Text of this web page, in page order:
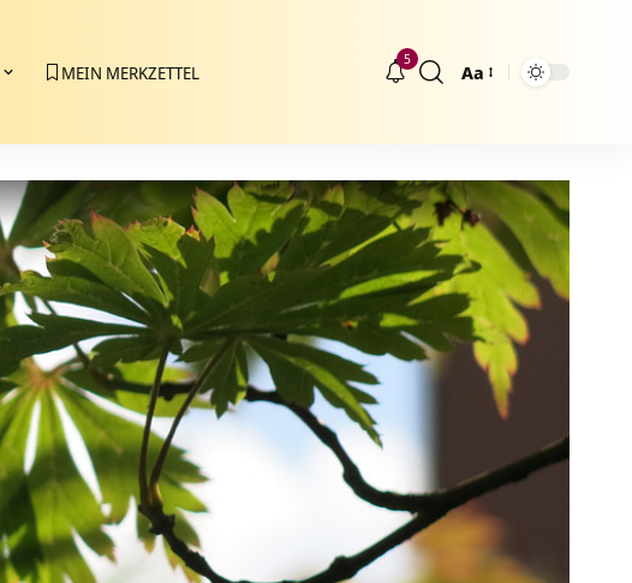
MEIN MERKZETTEL
5
Größenänderung
Aa